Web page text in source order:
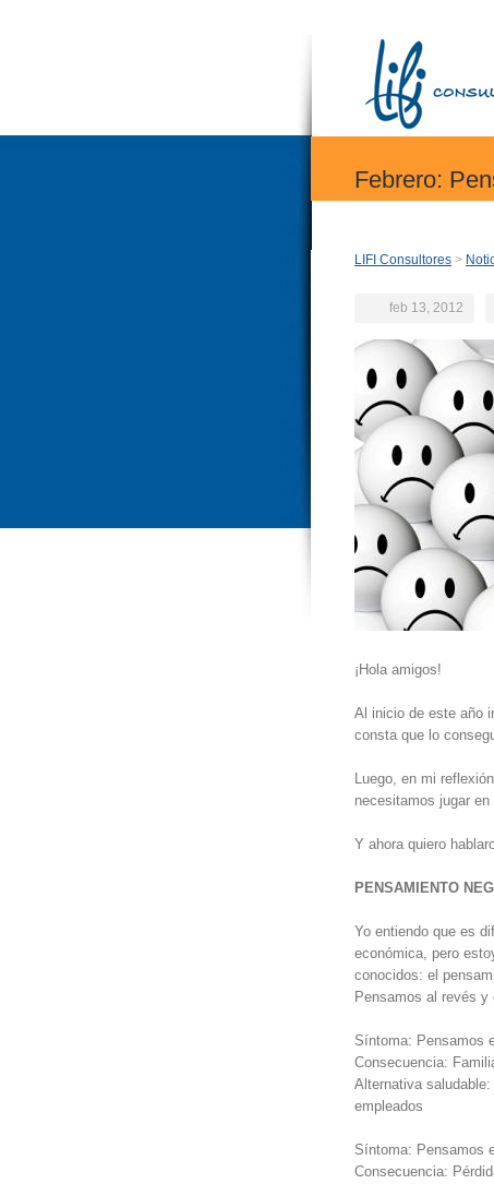
Febrero:
LIFI Consultores >
feb 13, 2012
¡Hola amigos!
Al inicio de este año
consta que lo
Luego, en mi
necesitamos jugar
Y ahora quiero
PENSAMIENTO
Yo entiendo que es
económica, pero
conocidos: el
Pensamos al revés y
Síntoma: Pensamos
Consecuencia:
Alternativa
empleados
Síntoma: Pensamos
Consecuencia: